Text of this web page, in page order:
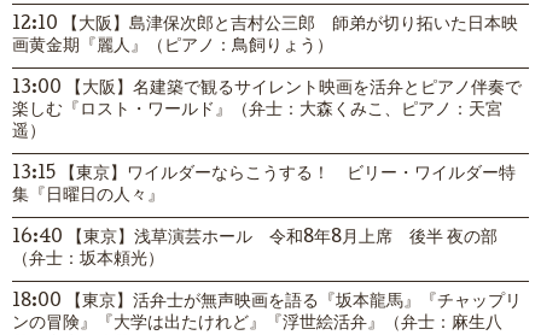
12:10 【大阪】島津保次郎と吉村公三郎 師弟が切り拓いた日本映
画黄金期『麗人』（ピアノ：鳥飼りょう）
13:00 【大阪】名建築で観るサイレント映画を活弁とピアノ伴奏で
楽しむ『ロスト・ワールド』（弁士：大森くみこ、ピアノ：天宮
遥）
13:15 【東京】ワイルダーならこうする！ ビリー・ワイルダー特
集『日曜日の人々』
16:40 【東京】浅草演芸ホール 令和8年8月上席 後半 夜の部
（弁士：坂本頼光）
18:00 【東京】活弁士が無声映画を語る『坂本龍馬』『チャップリ
ンの冒険』『大学は出たけれど』『浮世絵活弁』（弁士：麻生八